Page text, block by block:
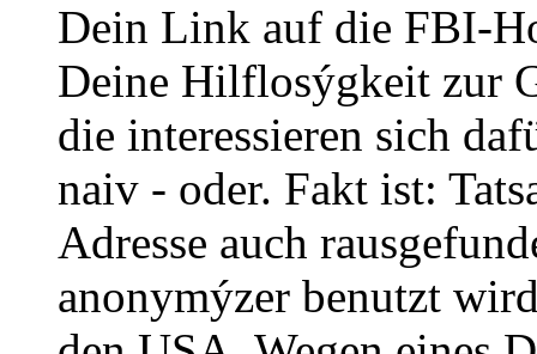
Dein Link auf die FBI-
Deine Hilflosýgkeit zur
die interessieren sich
naiv - oder. Fakt ist:
Adresse auch
anonymýzer benutzt